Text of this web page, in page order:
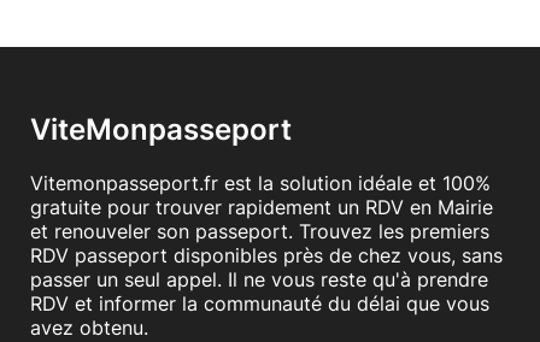
ViteMonpasseport
Vitemonpasseport.fr est la solution idéale et 100%
gratuite pour trouver rapidement un RDV en Mairie
et renouveler son passeport. Trouvez les premiers
RDV passeport disponibles près de chez vous, sans
passer un seul appel. Il ne vous reste qu'à prendre
RDV et informer la communauté du délai que vous
avez obtenu.